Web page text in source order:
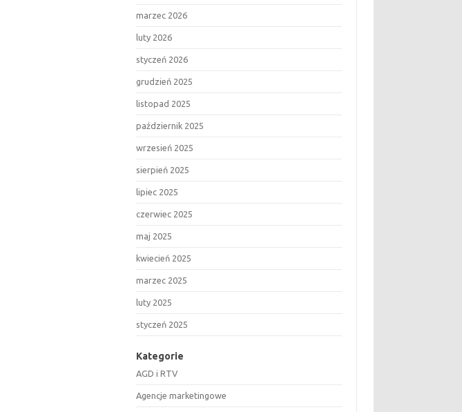
marzec 2026
luty 2026
styczeń 2026
grudzień 2025
listopad 2025
październik 2025
wrzesień 2025
sierpień 2025
lipiec 2025
czerwiec 2025
maj 2025
kwiecień 2025
marzec 2025
luty 2025
styczeń 2025
Kategorie
AGD i RTV
Agencje marketingowe